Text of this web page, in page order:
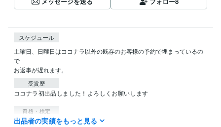
スケジュール
土曜日、日曜日はココナラ以外の既存のお客様の予約で埋まっているの
で
お返事が遅れます。
受賞歴
ココナラ初出品しました！よろしくお願いします
資格・検定
普通自動車免許 取得年 : 1993年
出品者の実績をもっと見る